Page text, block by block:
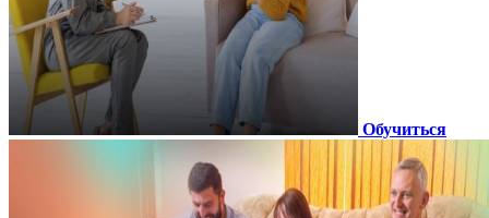
Обучиться